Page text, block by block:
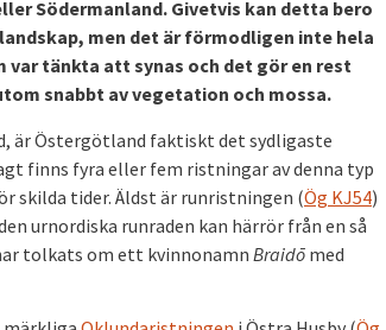
Södermanland. Givetvis kan detta bero
men det är förmodligen inte hela
tänkta att synas och det gör en rest
snabbt av vegetation och mossa.
är Östergötland faktiskt det sydligaste
finns fyra eller fem ristningar av denna typ
skilda tider. Äldst är runristningen (Ög KJ54)
urnordiska runraden kan härrör från en så
tolkats om ett kvinnonamn Braidō med